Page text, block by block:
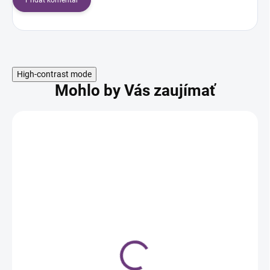
High-contrast mode
Mohlo by Vás zaujímať
sedlová s operadlom